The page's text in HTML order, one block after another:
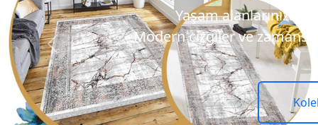
Özenle dokunan,
Decoser Halı
Previous